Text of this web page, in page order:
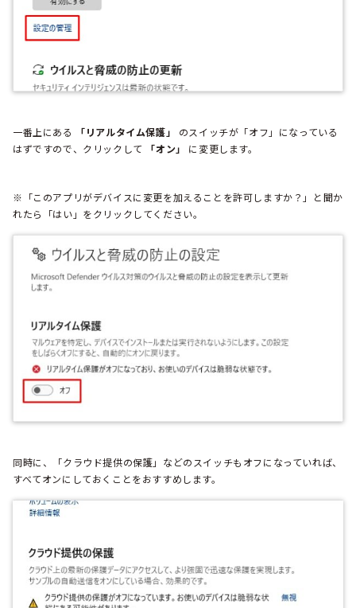
一番上にある 「リアルタイム保護」
のスイッチが「オフ」になっている
はずですので、クリックして
「オン」 に変更します。
※「このアプリがデバイスに変更を加えることを許可しますか？」と聞か
れたら「はい」をクリックしてください。
同時に、「クラウド提供の保護」などのスイッチもオフになっていれば、
すべてオンにしておくことをおすすめします。